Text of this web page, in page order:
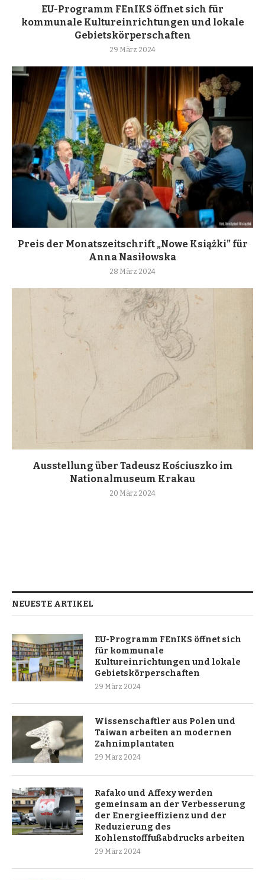
EU-Programm FEnIKS öffnet sich für
kommunale Kultureinrichtungen und lokale
Gebietskörperschaften
29 März 2024
Preis der Monatszeitschrift „Nowe Książki” für
Anna Nasiłowska
28 März 2024
Ausstellung über Tadeusz Kościuszko im
Nationalmuseum Krakau
20 März 2024
NEUESTE ARTIKEL
EU-Programm FEnIKS öffnet sich
für kommunale
Kultureinrichtungen und lokale
Gebietskörperschaften
29 März 2024
Wissenschaftler aus Polen und
Taiwan arbeiten an modernen
Zahnimplantaten
29 März 2024
Rafako und Affexy werden
gemeinsam an der Verbesserung
der Energieeffizienz und der
Reduzierung des
Kohlenstofffußabdrucks arbeiten
29 März 2024